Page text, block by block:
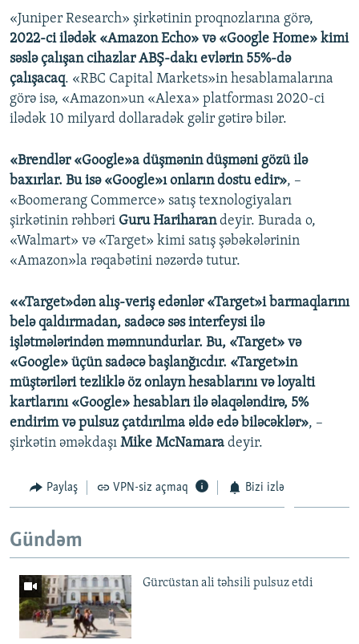
«Juniper Research» şirkətinin proqnozlarına görə,
2022-ci ilədək «Amazon Echo» və «Google Home» kimi
səslə çalışan cihazlar ABŞ-dakı evlərin 55%-də
çalışacaq. «RBC Capital Markets»in hesablamalarına
görə isə, «Amazon»un «Alexa» platforması 2020-ci
ilədək 10 milyard dollaradək gəlir gətirə bilər.
«Brendlər «Google»a düşmənin düşməni gözü ilə
baxırlar. Bu isə «Google»ı onların dostu edir», –
«Boomerang Commerce» satış texnologiyaları
şirkətinin rəhbəri Guru Hariharandeyir. Burada o,
«Walmart» və «Target» kimi satış şəbəkələrinin
«Amazon»la rəqabətini nəzərdə tutur.
««Target»dən alış-veriş edənlər «Target»i barmaqlarını
belə qaldırmadan, sadəcə səs interfeysi ilə
işlətmələrindən məmnundurlar. Bu, «Target» və
«Google» üçün sadəcə başlanğıcdır. «Target»in
müştəriləri tezliklə öz onlayn hesablarını və loyalti
kartlarını «Google» hesabları ilə əlaqələndirə, 5%
endirim və pulsuz çatdırılma əldə edə biləcəklər», –
şirkətin əməkdaşı Mike McNamara deyir.
Paylaş VPN-siz açmaq Bizi izlə
Gündəm
Gürcüstan ali təhsili pulsuz etdi